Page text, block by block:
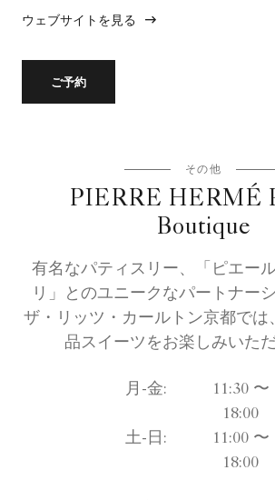
ウェブサイトを見る
ご予約
その他
PIERRE HERMÉ
Boutique
有名なパティスリー、「ピエー
リ」とのユニークなパートナー
ザ・リッツ・カールトン京都では
品スイーツをお楽しみいただ
月-金:
11:30 〜
18:00
土-日:
11:00 〜
18:00